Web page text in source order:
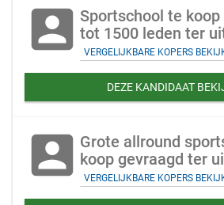
account_box Sportschool te koop
tot 1500 leden ter
VERGELIJKBARE KOPERS
DEZE KANDIDAAT
account_box Grote allround
koop gevraagd ter
VERGELIJKBARE KOPERS